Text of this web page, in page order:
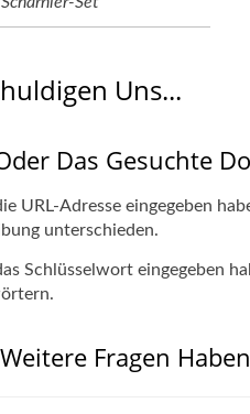
Uns...
Das Gesuchte
URL-Adresse eingegeben
unterschieden.
Schlüsselwort eingegeben
Fragen